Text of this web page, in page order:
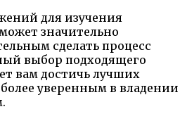
для изучения
значительно
сделать процесс
выбор подходящего
вам достичь лучших
более уверенным в владении